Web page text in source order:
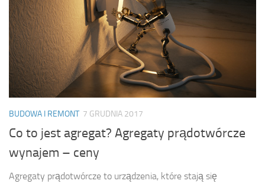
BUDOWA I REMONT 7 GRUDNIA 2017
Co to jest agregat? Agregaty prądotwórcze
wynajem – ceny
Agregaty prądotwórcze to urządzenia, które stają się